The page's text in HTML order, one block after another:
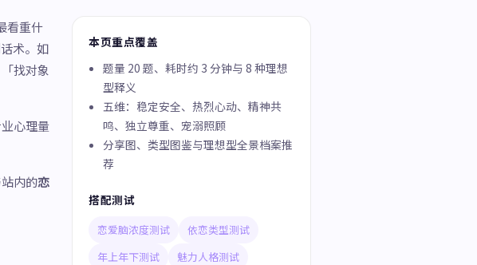
看重什
术。如
找对象
心理量
内的恋
本页重点覆盖
题量 20 题、耗时约 3 分钟与 8 种理想
型释义
五维：稳定安全、热烈心动、精神共
鸣、独立尊重、宠溺照顾
分享图、类型图鉴与理想型全景档案推
荐
搭配测试
恋爱脑浓度测试
依恋类型测试
年上年下测试
魅力人格测试